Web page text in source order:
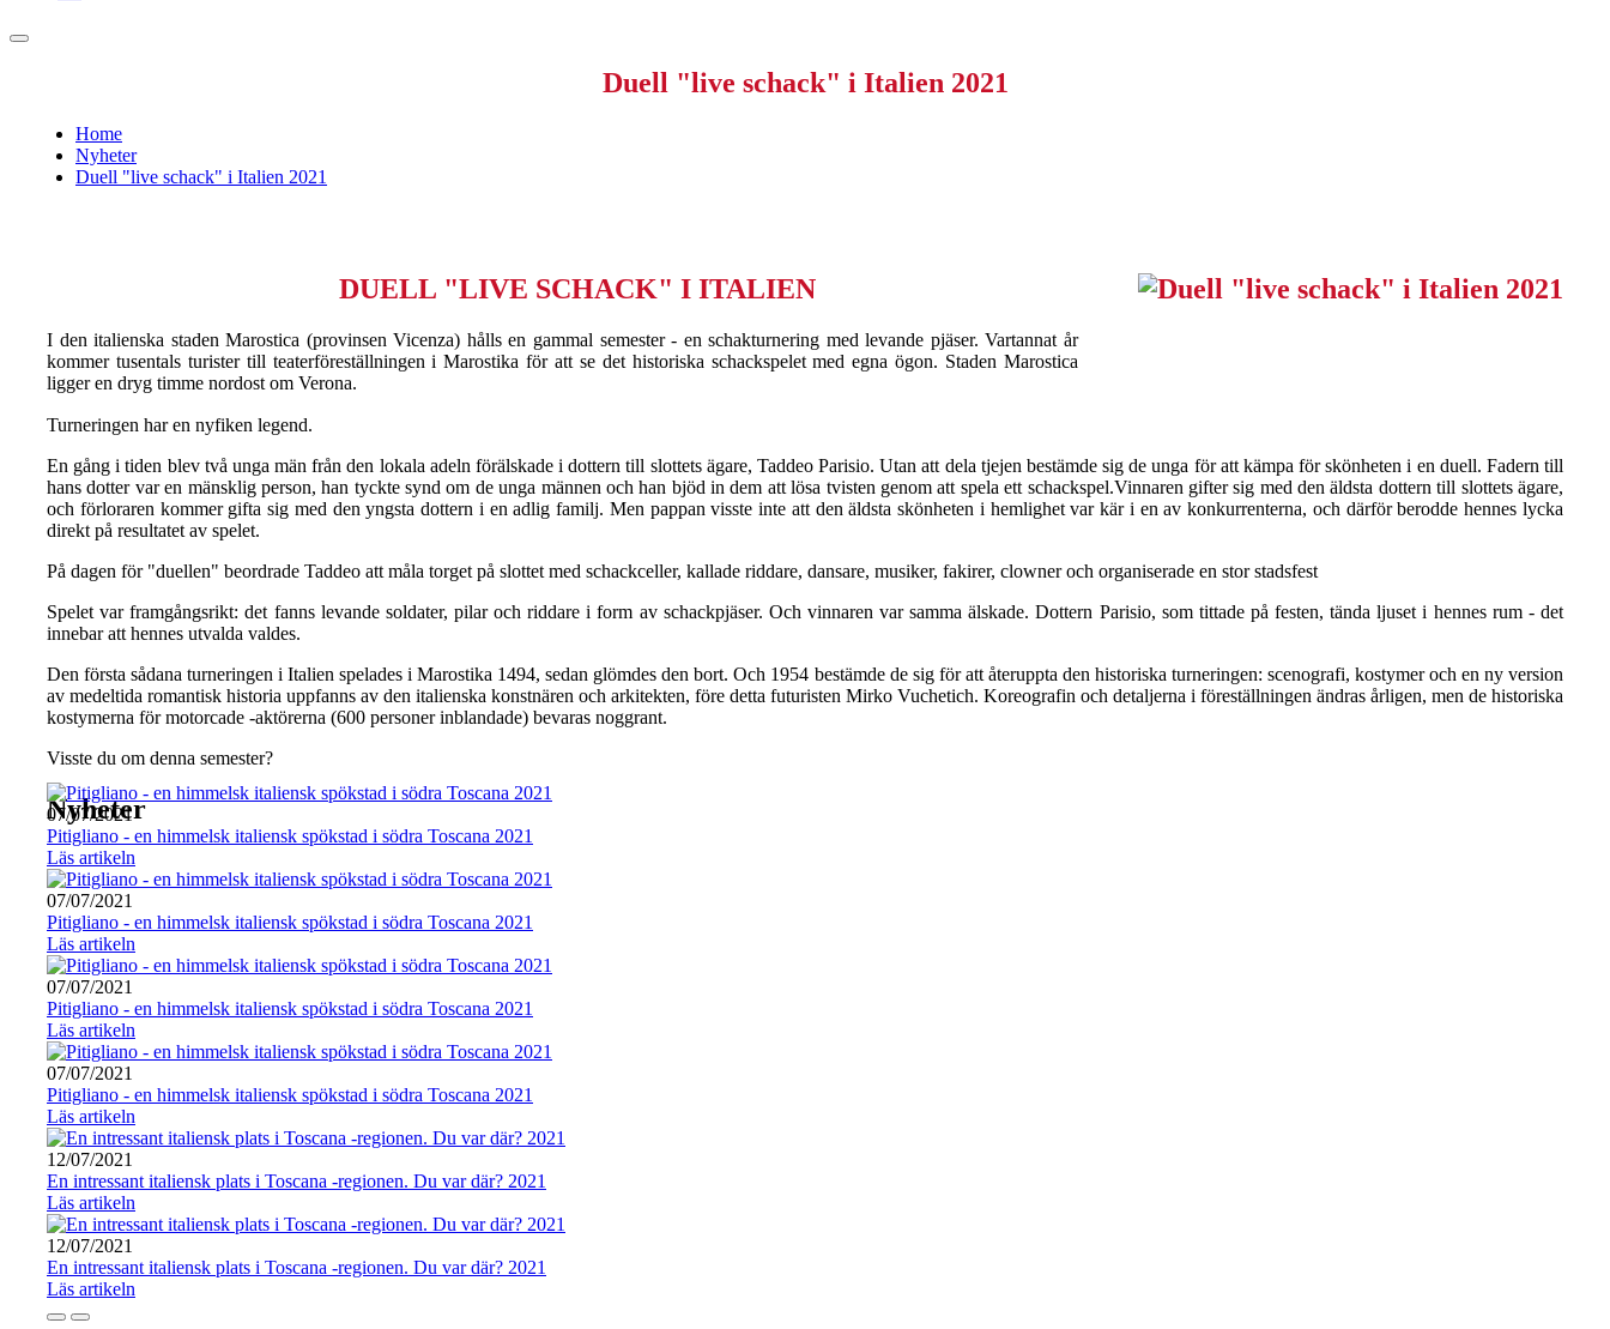
Duell "live schack" i Italien 2021
Home
Nyheter
Duell "live schack" i Italien 2021
DUELL "LIVE SCHACK" I ITALIEN
I den italienska staden Marostica (provinsen Vicenza) hålls en gammal semester - en schakturnering med levande pjäser. Vartannat år
kommer tusentals turister till teaterföreställningen i Marostika för att se det historiska schackspelet med egna ögon. Staden Marostica
ligger en dryg timme nordost om Verona.
Turneringen har en nyfiken legend. ⠀
En gång i tiden blev två unga män från den lokala adeln förälskade i dottern till slottets ägare, Taddeo Parisio. Utan att dela tjejen bestämde sig de unga för att kämpa för skönheten i en duell. Fadern till
hans dotter var en mänsklig person, han tyckte synd om de unga männen och han bjöd in dem att lösa tvisten genom att spela ett schackspel.Vinnaren gifter sig med den äldsta dottern till slottets ägare,
och förloraren kommer gifta sig med den yngsta dottern i en adlig familj. Men pappan visste inte att den äldsta skönheten i hemlighet var kär i en av konkurrenterna, och därför berodde hennes lycka
direkt på resultatet av spelet.
På dagen för "duellen" beordrade Taddeo att måla torget på slottet med schackceller, kallade riddare, dansare, musiker, fakirer, clowner och organiserade en stor stadsfest
Spelet var framgångsrikt: det fanns levande soldater, pilar och riddare i form av schackpjäser. Och vinnaren var samma älskade. Dottern Parisio, som tittade på festen, tända ljuset i hennes rum - det
innebar att hennes utvalda valdes.
Den första sådana turneringen i Italien spelades i Marostika 1494, sedan glömdes den bort. Och 1954 bestämde de sig för att återuppta den historiska turneringen: scenografi, kostymer och en ny version
av medeltida romantisk historia uppfanns av den italienska konstnären och arkitekten, före detta futuristen Mirko Vuchetich. Koreografin och detaljerna i föreställningen ändras årligen, men de historiska
kostymerna för motorcade -aktörerna (600 personer inblandade) bevaras noggrant.
Visste du om denna semester?
Nyheter
07/07/2021
Pitigliano - en himmelsk italiensk spökstad i södra Toscana 2021
Läs artikeln
07/07/2021
Pitigliano - en himmelsk italiensk spökstad i södra Toscana 2021
Läs artikeln
07/07/2021
Pitigliano - en himmelsk italiensk spökstad i södra Toscana 2021
Läs artikeln
07/07/2021
Pitigliano - en himmelsk italiensk spökstad i södra Toscana 2021
Läs artikeln
12/07/2021
En intressant italiensk plats i Toscana -regionen. Du var där? 2021
Läs artikeln
12/07/2021
En intressant italiensk plats i Toscana -regionen. Du var där? 2021
Läs artikeln